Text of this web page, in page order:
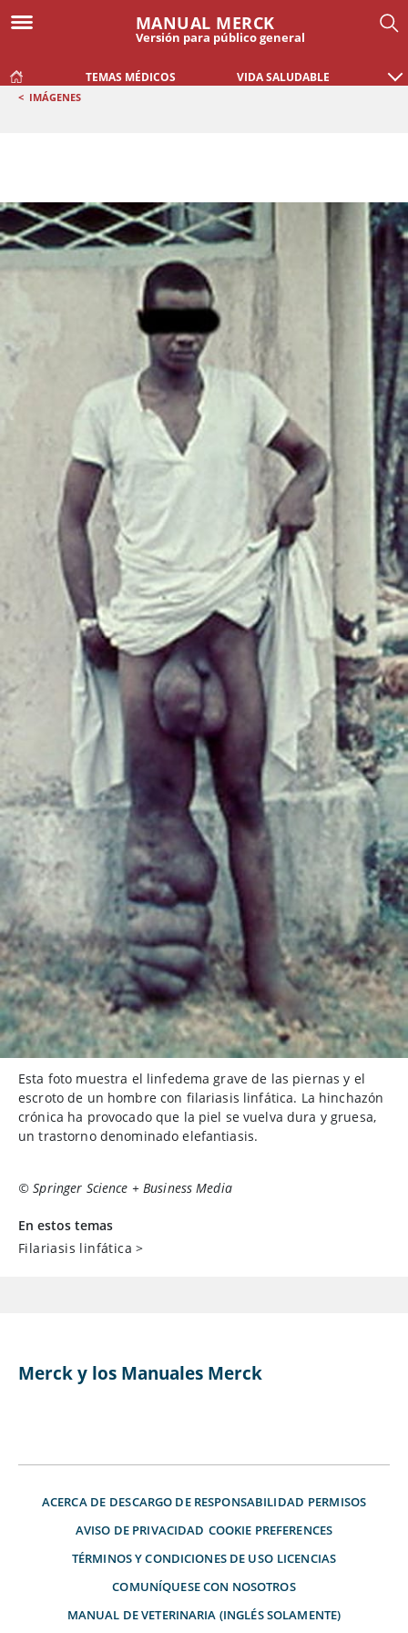
MANUAL MERCK
Versión para público general
TEMAS MÉDICOS VIDA SALUDABLE
< IMÁGENES
Esta foto muestra el linfedema grave de las piernas y el
escroto de un hombre con filariasis linfática. La hinchazón
crónica ha provocado que la piel se vuelva dura y gruesa,
un trastorno denominado elefantiasis.
© Springer Science + Business Media
En estos temas
Filariasis linfática >
Merck y los Manuales Merck
ACERCA DE DESCARGO DE RESPONSABILIDAD PERMISOS
AVISO DE PRIVACIDAD COOKIE PREFERENCES
TÉRMINOS Y CONDICIONES DE USO LICENCIAS
COMUNÍQUESE CON NOSOTROS
MANUAL DE VETERINARIA (INGLÉS SOLAMENTE)